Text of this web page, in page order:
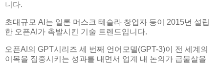
니다.
초대규모 AI는 일론 머스크 테슬라 창업자 등이 2015년 설립
한 오픈AI가 촉발시킨 기술 트렌드입니다.
오픈AI의 GPT시리즈 세 번째 언어모델(GPT-3)이 전 세계의
이목을 집중시키는 성과를 내면서 업계 내 논의가 급물살을